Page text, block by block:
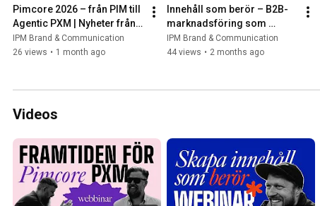
Pimcore 2026 – från PIM till
Agentic PXM | Nyheter från
Pimcore Inspire
IPM Brand & Communication
26 views • 1 month ago
Innehåll som berör – B2B-
marknadsföring som
stannar kvar
IPM Brand & Communication
44 views • 2 months ago
Videos